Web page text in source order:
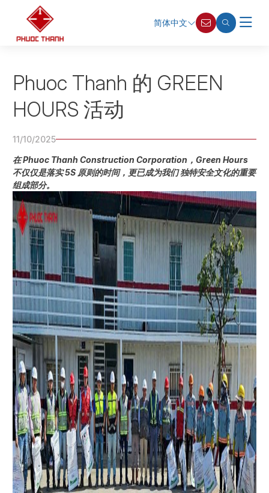
简体中文
Phuoc Thanh 的 GREEN
HOURS 活动
11/10/2025
在 Phuoc Thanh Construction Corporation，Green Hours
不仅仅是落实 5S 原则的时间，更已成为我们 独特安全文化的重要
组成部分。